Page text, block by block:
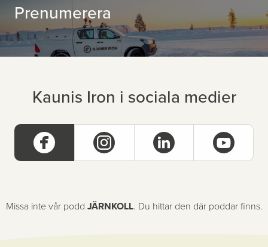
Prenumerera
Kaunis Iron i sociala medier
Missa inte vår podd JÄRNKOLL. Du hittar den där poddar finns.